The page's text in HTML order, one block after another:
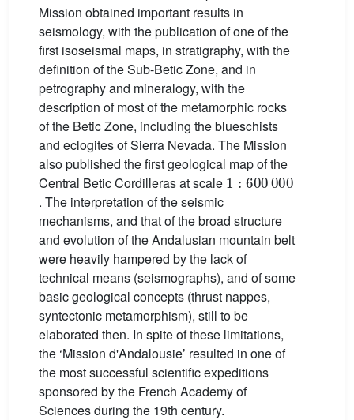
Mission obtained important results in
seismology, with the publication of one of the
first isoseismal maps, in stratigraphy, with the
definition of the Sub-Betic Zone, and in
petrography and mineralogy, with the
description of most of the metamorphic rocks
of the Betic Zone, including the blueschists
and eclogites of Sierra Nevada. The Mission
also published the first geological map of the
Central Betic Cordilleras at scale
1:600000
. The interpretation of the seismic
mechanisms, and that of the broad structure
and evolution of the Andalusian mountain belt
were heavily hampered by the lack of
technical means (seismographs), and of some
basic geological concepts (thrust nappes,
syntectonic metamorphism), still to be
elaborated then. In spite of these limitations,
the ‘Mission d'Andalousie’ resulted in one of
the most successful scientific expeditions
sponsored by the French Academy of
Sciences during the 19th century.